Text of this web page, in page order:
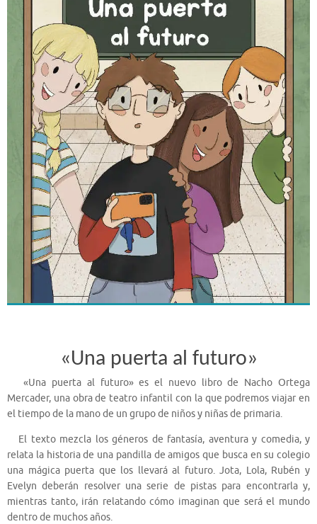
«Una puerta al futuro»
«Una puerta al futuro» es el nuevo libro de Nacho Ortega
Mercader, una obra de teatro infantil con la que podremos viajar en
el tiempo de la mano de un grupo de niños y niñas de primaria.
El texto mezcla los géneros de fantasía, aventura y comedia, y
relata la historia de una pandilla de amigos que busca en su colegio
una mágica puerta que los llevará al futuro. Jota, Lola, Rubén y
Evelyn deberán resolver una serie de pistas para encontrarla y,
mientras tanto, irán relatando cómo imaginan que será el mundo
dentro de muchos años.